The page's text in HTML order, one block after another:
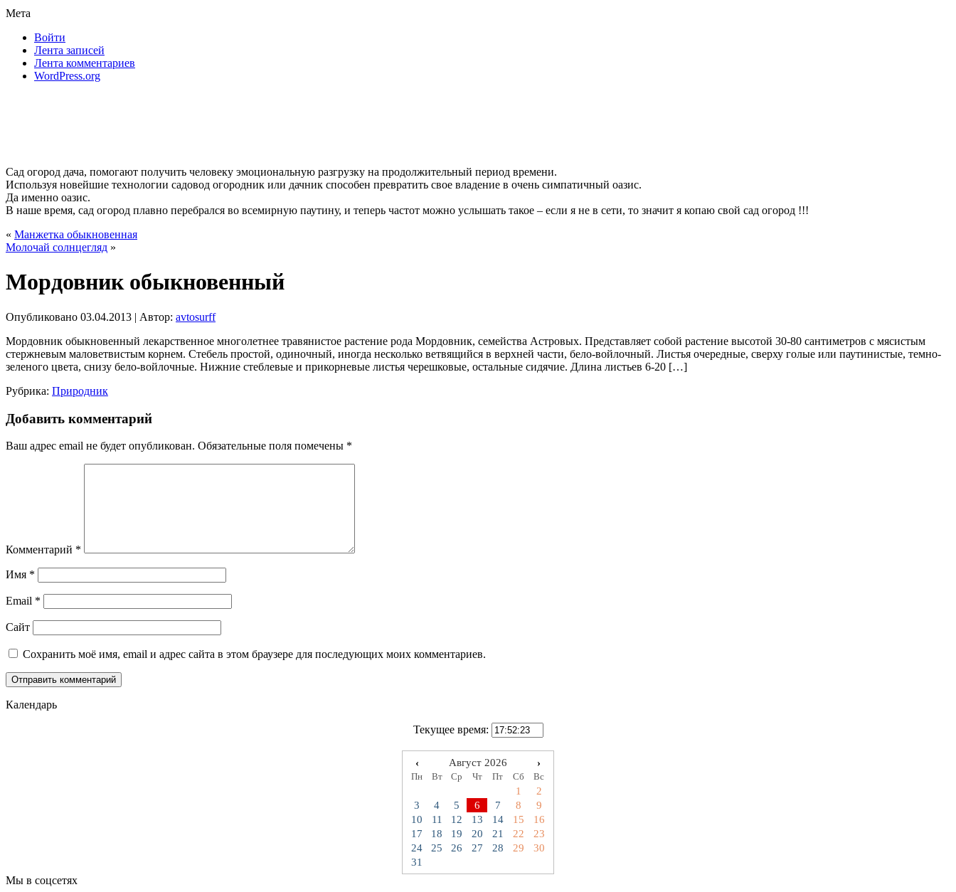
Мета
Войти
Лента записей
Лента комментариев
WordPress.org
Сад огород дача, помогают получить человеку эмоциональную разгрузку на продолжительный период времени.
Используя новейшие технологии садовод огородник или дачник способен превратить свое владение в очень симпатичный оазис.
Да именно оазис.
В наше время, сад огород плавно перебрался во всемирную паутину, и теперь частот можно услышать такое – если я не в сети, то значит я копаю свой сад огород !!!
« Манжетка обыкновенная
Молочай солнцегляд »
Мордовник обыкновенный
Опубликовано 03.04.2013 | Автор: avtosurff
Мордовник обыкновенный лекарственное многолетнее травянистое растение рода Мордовник, семейства Астровых. Представляет собой растение высотой 30-80 сантиметров с мясистым
стержневым маловетвистым корнем. Стебель простой, одиночный, иногда несколько ветвящийся в верхней части, бело-войлочный. Листья очередные, сверху голые или паутинистые, темно-
зеленого цвета, снизу бело-войлочные. Нижние стеблевые и прикорневые листья черешковые, остальные сидячие. Длина листьев 6-20 […]
Рубрика: Природник
Добавить комментарий
Ваш адрес email не будет опубликован. Обязательные поля помечены *
Комментарий *
Имя *
Email *
Сайт
Сохранить моё имя, email и адрес сайта в этом браузере для последующих моих комментариев.
Календарь
Текущее время:
‹ Август 2026 ›
Пн Вт Ср Чт Пт Сб Вс
1
2
3
4 5 6 7 8
9
10
11 12 13 14 15
16
17
18 19 20 21 22
23
24
25 26 27 28 29
30
31
Мы в соцсетях